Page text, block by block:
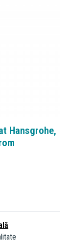
Hansgrohe,